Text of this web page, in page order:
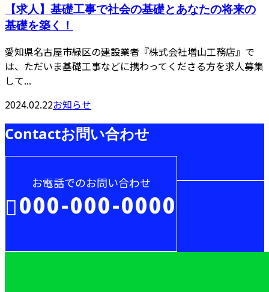
【求人】基礎工事で社会の基礎とあなたの将来の
基礎を築く！
愛知県名古屋市緑区の建設業者『株式会社増山工務店』で
は、ただいま基礎工事などに携わってくださる方を求人募集
して...
2024.02.22お知らせ
Contactお問い合わせ
お電話でのお問い合わせ
000-000-0000